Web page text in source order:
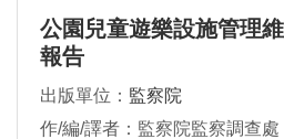
公園兒童遊樂設施管理
報告
出版單位： 監察院
作/編/譯者：監察院監察調查處